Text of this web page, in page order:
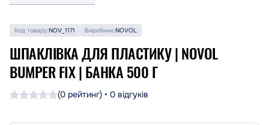
Код товару:NOV_1171 Виробник:NOVOL
ШПАКЛІВКА ДЛЯ ПЛАСТИКУ | NOVOL
BUMPER FIX | БАНКА 500 Г
(0 рейтинг) • 0 відгуків